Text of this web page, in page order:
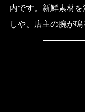
内です。 新鮮素材
しや、
店主の腕が鳴